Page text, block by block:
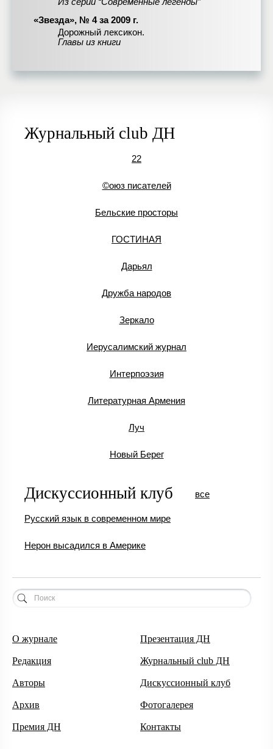
Из серии “Современные легенды”
«Звезда», № 4 за 2009 г.
Дорожный лексикон.
Главы из книги
Журнальный club ДН
22
©оюз писателей
Бельские просторы
ГОСТИНАЯ
Дарьял
Дружба народов
Зеркало
Иерусалимский журнал
Интерпоэзия
Литературная Армения
Луч
Новый Берег
Дискуссионный клуб
Русский язык в современном мире
Нерон высадился в Америке
все
О журнале
Редакция
Авторы
Архив
Премия ДН
Презентация ДН
Журнальный club ДН
Дискуссионный клуб
Фотогалерея
Контакты